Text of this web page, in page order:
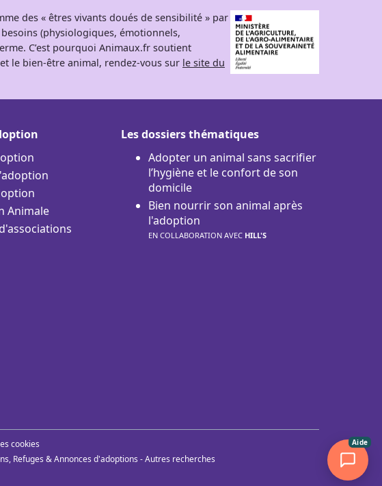
des « êtres vivants doués de sensibilité » par
(physiologiques, émotionnels,
C’est pourquoi Animaux.fr soutient
le bien-être animal, rendez-vous sur le site du
Animale
Les dossiers thématiques
Adopter un animal sans sacrifier
l’hygiène et le confort de son
domicile
Bien nourrir son animal après
l'adoption
EN COLLABORATION AVEC HILL'S
cookies
Refuges & Annonces d'adoptions -Autres recherches
Aide